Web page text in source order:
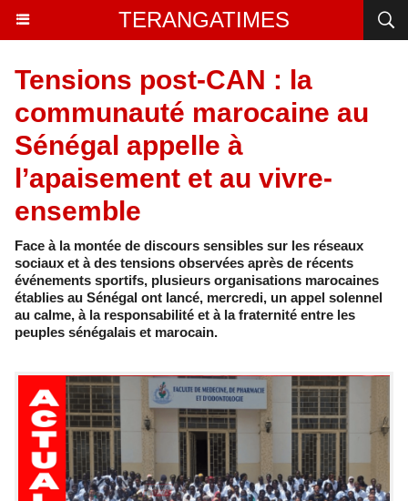
TERANGATIMES
Tensions post-CAN : la
communauté marocaine au
Sénégal appelle à
l’apaisement et au vivre-
ensemble
Face à la montée de discours sensibles sur les réseaux
sociaux et à des tensions observées après de récents
événements sportifs, plusieurs organisations marocaines
établies au Sénégal ont lancé, mercredi, un appel solennel
au calme, à la responsabilité et à la fraternité entre les
peuples sénégalais et marocain.